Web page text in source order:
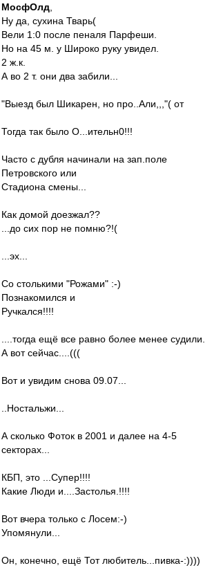
МосфОлд
Ну да, сухина Тварь(
Вели 1:0 после пеналя Парфеши.
Но на 45 м. у Широко руку увидел.
2 ж.к.
А во 2 т. они два забили...
"Выезд был Шикарен, но про..Али,,,"( от
Тогда так было О...ительн0!!!
Часто с дубля начинали на зап.поле
Петровского или
Стадиона смены...
Как домой доезжал??
...до сих пор не помню?!(
...эх...
Со столькими "Рожами" :-)
Познакомился и
Ручкался!!!!
....тогда ещё все равно более менее судили.
А вот сейчас....(((
Вот и увидим снова 09.07...
..Ностальжи...
А сколько Фоток в 2001 и далее на 4-5
секторах...
КБП, это ...Супер!!!!
Какие Люди и....Застолья.!!!!
Вот вчера только с Лосем:-)
Упомянули...
Он, конечно, ещё Тот любитель...пивка-:))))